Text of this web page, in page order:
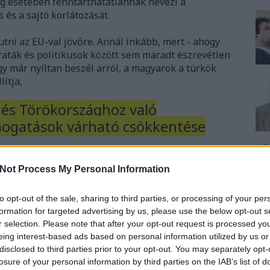
Process My Personal Information
opt-out of the sale, sharing to third parties, or processing of your
for targeted advertising by us, please use the below opt-out
selection. Please note that after your opt-out request is processed
interest-based ads based on personal information utilized by us
to third parties prior to your opt-out. You may separately
of your personal information by third parties on the IAB’s list of
és a sajtó korlátozását.
az EU-val jövőre. Annál inkább, mert - ahogy
és politikusok között sem maradt észrevétlen
már nyíltan beszél arról, a magyarok a türkök
Törökországhoz való
várható csökkentése
esetleges kilépés még a jelenlegeinél is sokkal
a 375-ös szintre vetné vissza a forintot, mert a
elhagynák Magyarországot.
nem mondhatjuk, hogy a dánok nem szóltak előre.
99komment
európai unió
orbán viktor huxit